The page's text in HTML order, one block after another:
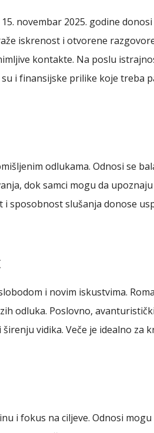
novembar 2025. godine
iskrenost i otvorene
kontakte. Na poslu
i finansijske prilike koje treba
odlukama. Odnosi se
dok samci mogu da
i sposobnost slušanja donose
i novim iskustvima.
odluka. Poslovno,
vidika. Veče je idealno za
i fokus na ciljeve. Odnosi